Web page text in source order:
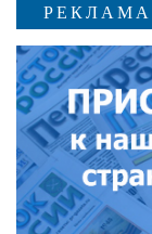
РЕКЛАМА